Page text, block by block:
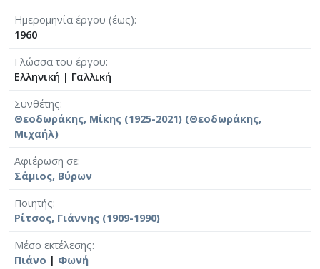
Ημερομηνία έργου (έως)
1960
Γλώσσα του έργου
Ελληνική | Γαλλική
Συνθέτης
Θεοδωράκης, Μίκης (1925-2021) (Θεοδωράκης,
Μιχαήλ)
Αφιέρωση σε
Σάμιος, Βύρων
Ποιητής
Ρίτσος, Γιάννης (1909-1990)
Μέσο εκτέλεσης
Πιάνο | Φωνή